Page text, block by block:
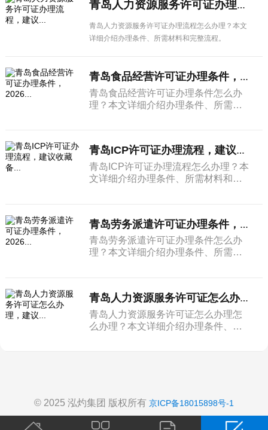
青岛人力资源服务许可证办理流程，建议...
青岛人力资源服务许可证办理流程怎么办理？本文
详细介绍办理条件、所需材料和完整流程。
青岛食品经营许可证办理条件，2026...
青岛食品经营许可证办理条件怎么办
理？本文详细介绍办理条件、所需材
青岛ICP许可证办理流程，建议收藏备...
青岛ICP许可证办理流程怎么办理？本
文详细介绍办理条件、所需材料和完
青岛劳务派遣许可证办理条件，2026...
青岛劳务派遣许可证办理条件怎么办
理？本文详细介绍办理条件、所需材
青岛人力资源服务许可证怎么办理，建议...
青岛人力资源服务许可证怎么办理怎
么办理？本文详细介绍办理条件、所
© 2025 泓灼集团 版权所有 京ICP备18015898号-1